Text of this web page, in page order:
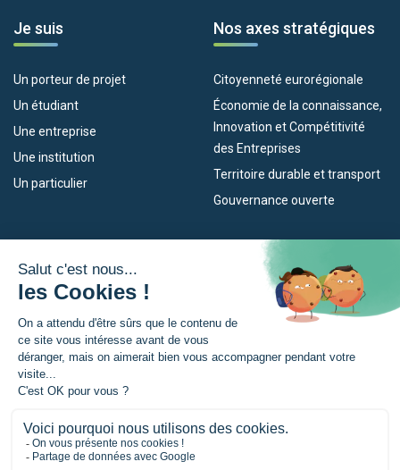
Je suis
Un porteur de projet
Un étudiant
Une entreprise
Une institution
Un particulier
Nos axes stratégiques
Citoyenneté eurorégionale
Économie de la connaissance,
Innovation et Compétitivité
des Entreprises
Territoire durable et transport
Gouvernance ouverte
Empleo
Eskola Futura
Forma NAEN
TRANSFERMUGA-RREKIN
L’Eurorégion
Qu’est-ce que l’Eurorégion ?
Actualités
Espace presse